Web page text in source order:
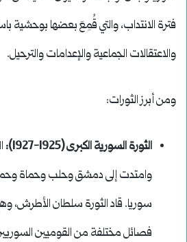
فترة الانتداب، والتي قُمِعَ بعضها بوحشية
والاعتقالات الجماعية والإعدامات والترحيل.
ومن أبرز الثورات:
الثورة السورية الكبرى (1925-1927):
وامتدت إلى دمشق وحلب وحماة
سوريا. قاد الثورة سلطان الأطرش،
فصائل مختلفة من القوميين